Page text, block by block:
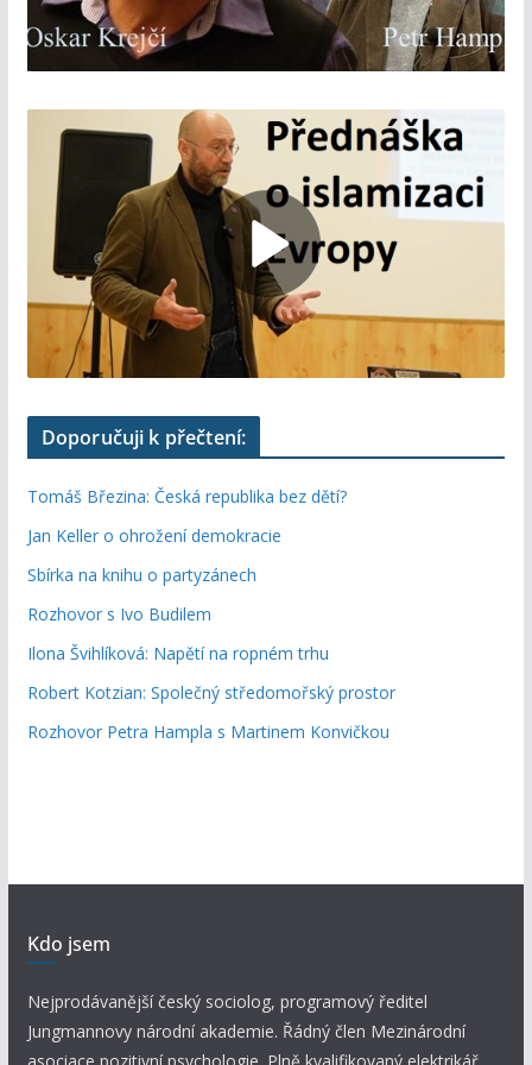
Doporučuji k přečtení:
Tomáš Březina: Česká republika bez dětí?
Jan Keller o ohrožení demokracie
Sbírka na knihu o partyzánech
Rozhovor s Ivo Budilem
Ilona Švihlíková: Napětí na ropném trhu
Robert Kotzian: Společný středomořský prostor
Rozhovor Petra Hampla s Martinem Konvičkou
Kdo jsem
Nejprodávanější český sociolog, programový ředitel
Jungmannovy národní akademie. Řádný člen Mezinárodní